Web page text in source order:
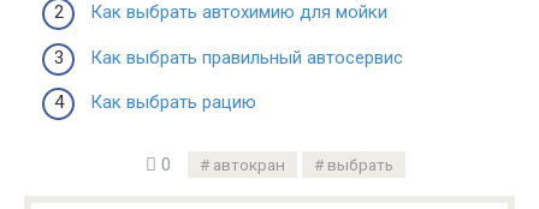
Как выбрать автохимию для мойки
Как выбрать правильный автосервис
Как выбрать рацию
0 автокран выбрать